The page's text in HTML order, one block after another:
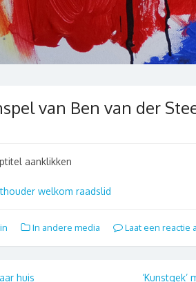
van Ben van der
aanklikken
welkom raadslid
In andere media Laat een reactie
huis